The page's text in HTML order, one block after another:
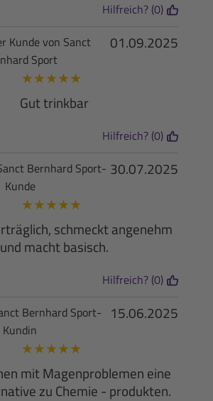
Hilfreich? (0)
01.09.2025
Kunde von Sanct
Sport
★★★★★
Gut trinkbar
Hilfreich? (0)
30.07.2025
Bernhard Sport-
Kunde
★★★★★
schmeckt angenehm
und macht basisch.
Hilfreich? (0)
15.06.2025
Bernhard Sport-
Kundin
★★★★★
mit Magenproblemen eine
zu Chemie - produkten.